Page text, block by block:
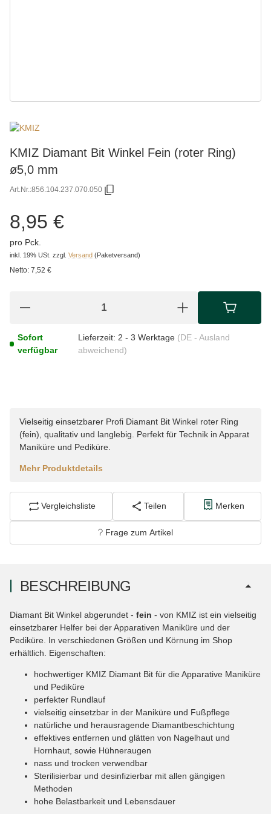
KMIZ Diamant Bit Winkel Fein (roter Ring)
ø5,0 mm
Art.Nr.:856.104.237.070.050
8,95 €
pro Pck.
inkl. 19% USt. zzgl. Versand (Paketversand)
Netto: 7,52 €
Sofort
verfügbar
Lieferzeit: 2 - 3 Werktage (DE - Ausland
abweichend)
Vielseitig einsetzbarer Profi Diamant Bit Winkel roter Ring
(fein), qualitativ und langlebig. Perfekt für Technik in Apparat
Maniküre und Pediküre.
Mehr Produktdetails
Vergleichsliste Teilen Merken
Frage zum Artikel
BESCHREIBUNG
Diamant Bit Winkel abgerundet - fein - von KMIZ ist ein vielseitig
einsetzbarer Helfer bei der Apparativen Maniküre und der
Pediküre. In verschiedenen Größen und Körnung im Shop
erhältlich. Eigenschaften:
hochwertiger KMIZ Diamant Bit für die Apparative Maniküre
und Pediküre
perfekter Rundlauf
vielseitig einsetzbar in der Maniküre und Fußpflege
natürliche und herausragende Diamantbeschichtung
effektives entfernen und glätten von Nagelhaut und
Hornhaut, sowie Hühneraugen
nass und trocken verwendbar
Sterilisierbar und desinfizierbar mit allen gängigen
Methoden
hohe Belastbarkeit und Lebensdauer